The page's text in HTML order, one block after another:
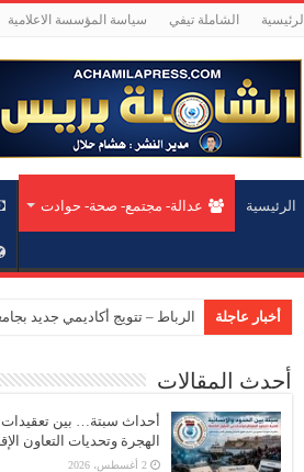
الرئيسية الشاملة تيفي سياسة المؤسسة الاعلامية
الرئيسية عدالة- مجتمع- صحة- حوادت
أخبار عاجلة
أحدث المقالات
أحداث سبتة… بين تعقيدات
الهجرة وتحديات التعاون
2 أغسطس، 2026